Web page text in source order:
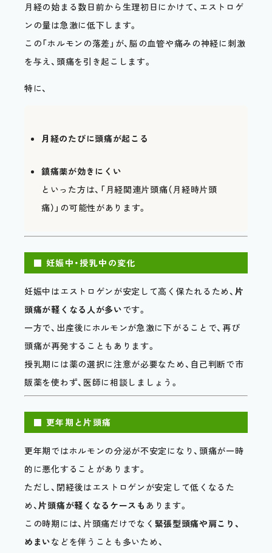
月経の始まる数日前から生理初日にかけて、エストロゲ
ンの量は急激に低下します。
この「ホルモンの落差」が、脳の血管や痛みの神経に刺激
を与え、頭痛を引き起こします。
特に、
月経のたびに頭痛が起こる
鎮痛薬が効きにくい
といった方は、「月経関連片頭痛（月経時片頭
痛）」の可能性があります。
■ 妊娠中・授乳中の変化
妊娠中はエストロゲンが安定して高く保たれるため、 片
頭痛が軽くなる人が多いです。
一方で、出産後にホルモンが急激に下がることで、再び
頭痛が再発することもあります。
授乳期には薬の選択に注意が必要なため、自己判断で市
販薬を使わず、医師に相談しましょう。
■ 更年期と片頭痛
更年期ではホルモンの分泌が不安定になり、頭痛が一時
的に悪化することがあります。
ただし、閉経後はエストロゲンが安定して低くなるた
め、片頭痛が軽くなるケースも あります。
この時期には、片頭痛だけでなく 緊張型頭痛や肩こり、
めまいなどを伴うことも多いため、